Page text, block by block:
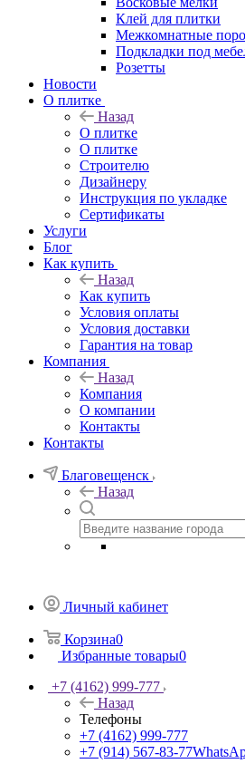
Клей для плитки
Межкомнатные
Подкладки под
Розетты
Новости
О плитке
Назад
О плитке
О плитке
Строителю
Дизайнеру
Инструкция по укладке
Сертификаты
Услуги
Блог
Как купить
Назад
Как купить
Условия оплаты
Условия доставки
Гарантия на товар
Компания
Назад
Компания
О компании
Контакты
Контакты
Благовещенск
Назад
Личный кабинет
Корзина0
Избранные товары0
+7 (4162) 999-777
Назад
Телефоны
+7 (4162) 999-777
+7 (914) 567-83-77